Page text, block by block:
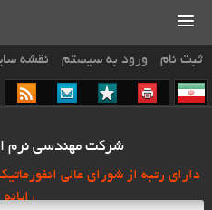
ثبت نام ورود به سیستم نقشه
شرکت مهندسی نرم
دارای رتبه از شورای عالی